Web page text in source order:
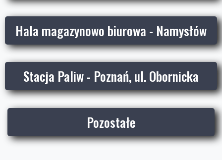
Hala magazynowo biurowa - Namysłów
Stacja Paliw - Poznań, ul. Obornicka
Pozostałe